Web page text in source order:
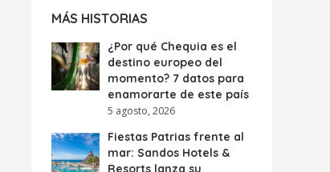
MÁS HISTORIAS
¿Por qué Chequia es el
destino europeo del
momento? 7 datos para
enamorarte de este país
5 agosto, 2026
Fiestas Patrias frente al
mar: Sandos Hotels &
Resorts lanza su